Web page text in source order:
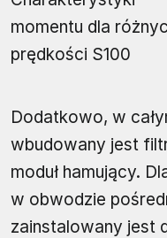
momentu dla
prędkości S100
Dodatkowo, w
wbudowany jest
moduł hamujący.
w obwodzie
zainstalowany jest